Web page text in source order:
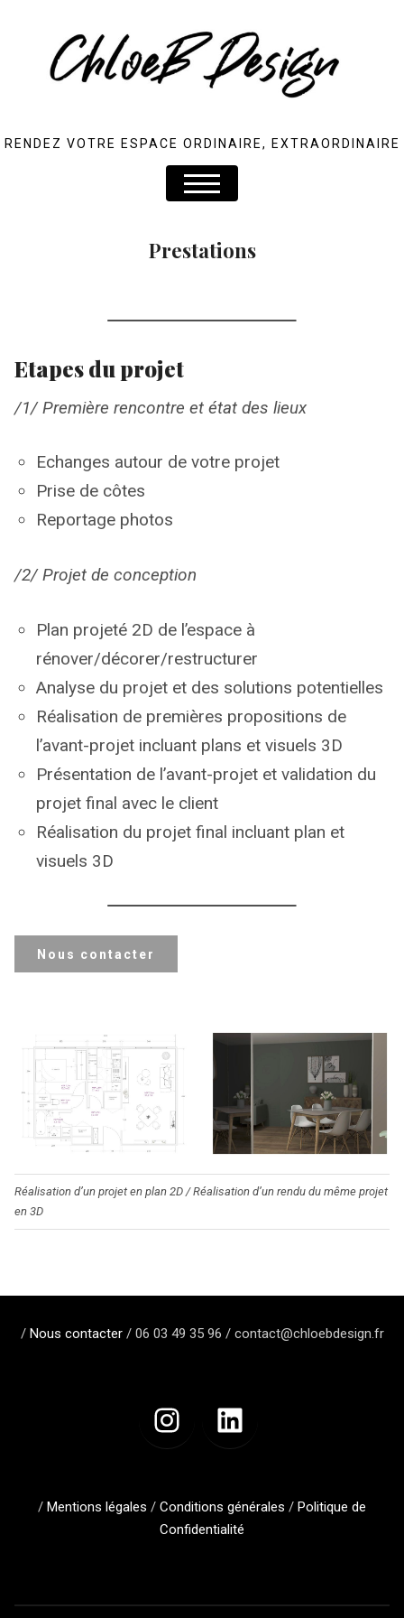
RENDEZ VOTRE ESPACE ORDINAIRE, EXTRAORDINAIRE
Prestations
Etapes du projet
/1/ Première rencontre et état des lieux
Echanges autour de votre projet
Prise de côtes
Reportage photos
/2/ Projet de conception
Plan projeté 2D de l’espace à
rénover/décorer/restructurer
Analyse du projet et des solutions potentielles
Réalisation de premières propositions de
l’avant-projet incluant plans et visuels 3D
Présentation de l’avant-projet et validation du
projet final avec le client
Réalisation du projet final incluant plan et
visuels 3D
Nous contacter
Réalisation d’un projet en plan 2D / Réalisation d’un rendu du même projet
en 3D
/ Nous contacter/ 06 03 49 35 96 / contact@chloebdesign.fr
/ Mentions légales / Conditions générales / Politique de
Confidentialité